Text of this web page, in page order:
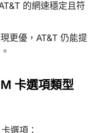
的網速穩定且符
更優，AT&T 仍能提
卡選項類型
選項：